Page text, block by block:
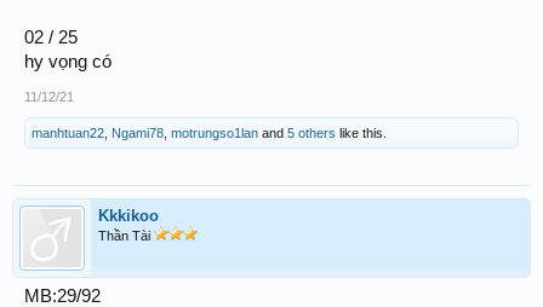
02 / 25
hy vọng có
11/12/21
manhtuan22 Ngami78 motrungso1lan and 5 others like this.
Kkkikoo
Thần Tài
MB:29/92